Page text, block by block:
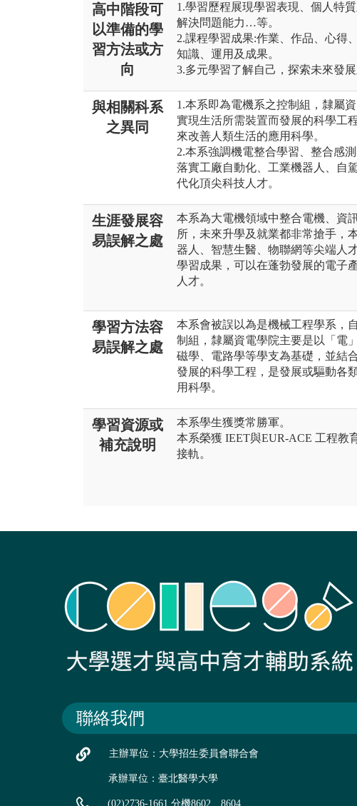
高中階段可
以準備的學
習方法或方
向
1.學習歷程展現學習表現、個人特
解決問題能力…等。
2.課程學習成果:作業、作品、心
知識、運用及成果。
3.多元學習了解自己，探索未來發
與相關科系
之異同
1.本系即為電機系之控制組，隸屬
實現生活所需裝置而發展的科學工
來改善人類生活的應用科學。
2.本系強調機電整合學習、整合感
落實工廠自動化、工業機器人、自
代化頂尖科技人才。
生涯發展容
易誤解之處
本系為大電機領域中整合電機、資
所，未來升學及就業都非常搶手，
器人、智慧生醫、物聯網等尖端人
學習成果，可以在蓬勃發展的電子
人才。
學習方法容
易誤解之處
本系會被誤以為是機械工程學系，
制組，隸屬資電學院主要是以「電
磁學、電路學等學支為基礎，並結
發展的科學工程，是發展或驅動各
用科學。
學習資源或
補充說明
本系學生獲獎常勝軍。
本系榮獲 IEET與EUR‑ACE 工程教
接軌。
聯絡我們
主辦單位：大學招生委員會聯合會
承辦單位：臺北醫學大學
(02)2736-1661 分機8602、8604